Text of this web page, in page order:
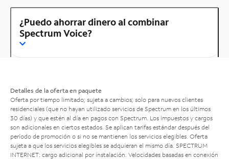
¿Puedo ahorrar dinero al combinar
Spectrum Voice?
Detalles de la oferta en paquete
Oferta por tiempo limitado; sujeta a cambios; solo para nuevos clientes
residenciales (que no hayan utilizado servicios de Spectrum en los últimos
30 días) y que estén al día en pagos con Spectrum. Los impuestos y cargos
son adicionales en ciertos estados. Se aplican tarifas estándar después del
período de promoción o si no se mantienen los servicios elegibles. Oferta
sujeta a que los servicios elegibles se adquieran el mismo día. SPECTRUM
INTERNET: cargo adicional por instalación. Velocidades basadas en conexión